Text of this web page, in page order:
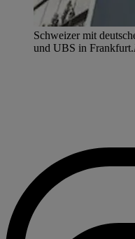
Schweizer mit
und UBS in Frankfurt.